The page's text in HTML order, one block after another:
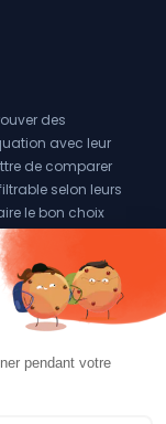
des
avec leur
de comparer
selon leurs
le bon choix